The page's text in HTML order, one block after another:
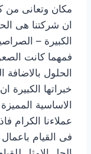
مكان وتعانى من
ان شركتنا هى
الكبيرة –
فمهما كانت
الحلول
خبراتها الكبيرة
الاساسية
عملاءنا
فى القيام باعمال